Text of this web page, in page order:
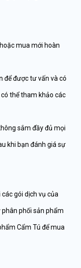
mua mới hoàn
để được tư vấn và có
thể tham khảo các
sắm đầy đủ mọi
khi bạn đánh giá sự
gói dịch vụ của
phân phối sản phẩm
Cẩm Tú để mua